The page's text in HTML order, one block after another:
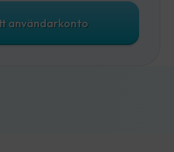
användarkonto